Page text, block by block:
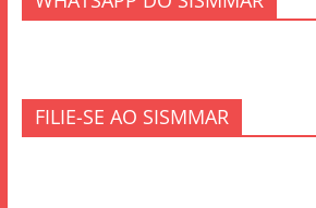
FILIE-SE AO SISMMAR